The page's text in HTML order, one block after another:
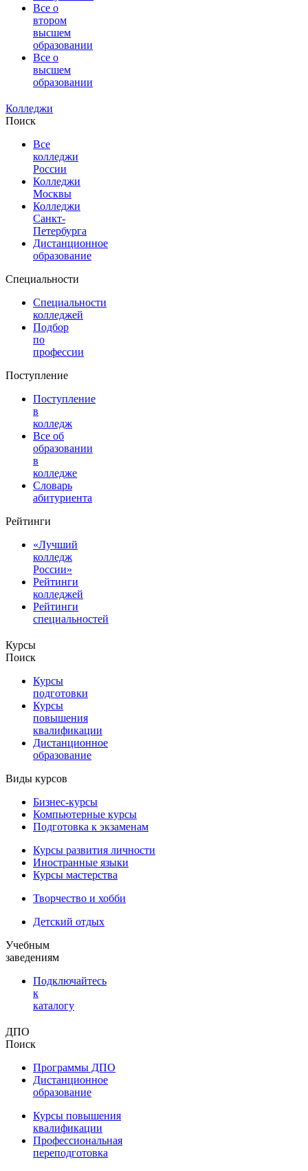
Все о
втором
высшем
образовании
Все о
высшем
образовании
Колледжи
Поиск
Все
колледжи
России
Колледжи
Москвы
Колледжи
Санкт-
Петербурга
Дистанционное
образование
Специальности
Специальности
колледжей
Подбор
по
профессии
Поступление
Поступление
в
колледж
Все об
образовании
в
колледже
Словарь
абитуриента
Рейтинги
«Лучший
колледж
России»
Рейтинги
колледжей
Рейтинги
специальностей
Курсы
Поиск
Курсы
подготовки
Курсы
повышения
квалификации
Дистанционное
образование
Виды курсов
Бизнес-курсы
Компьютерные курсы
Подготовка к экзаменам
Курсы развития личности
Иностранные языки
Курсы мастерства
Творчество и хобби
Детский отдых
Учебным
заведениям
Подключайтесь
к
каталогу
ДПО
Поиск
Программы ДПО
Дистанционное
образование
Курсы повышения
квалификации
Профессиональная
переподготовка